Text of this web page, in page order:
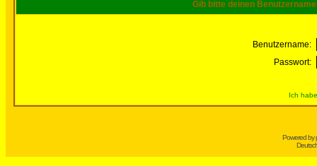
Gib bitte deinen
Benutzername:
Passwort:
Ich
Powered by